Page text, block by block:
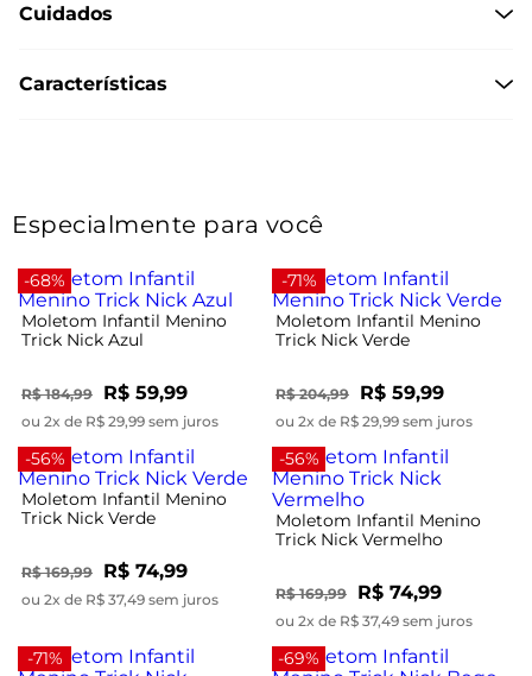
Cuidados
Características
Especialmente para você
-68%
Moletom Infantil Menino
Trick Nick Azul
R$ 184,99 R$ 59,99
ou 2x de R$ 29,99 sem juros
-71%
Moletom Infantil Menino
Trick Nick Verde
R$ 204,99 R$ 59,99
ou 2x de R$ 29,99 sem juros
-56%
Moletom Infantil Menino
Trick Nick Verde
R$ 169,99 R$ 74,99
ou 2x de R$ 37,49 sem juros
-56%
Moletom Infantil Menino
Trick Nick Vermelho
R$ 169,99 R$ 74,99
ou 2x de R$ 37,49 sem juros
-71%
-69%